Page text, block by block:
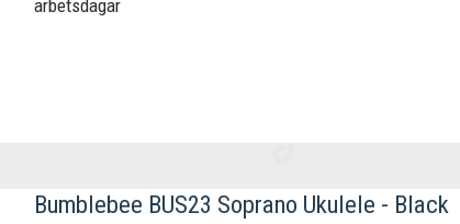
arbetsdagar
Bumblebee BUS23 Soprano Ukulele - Black